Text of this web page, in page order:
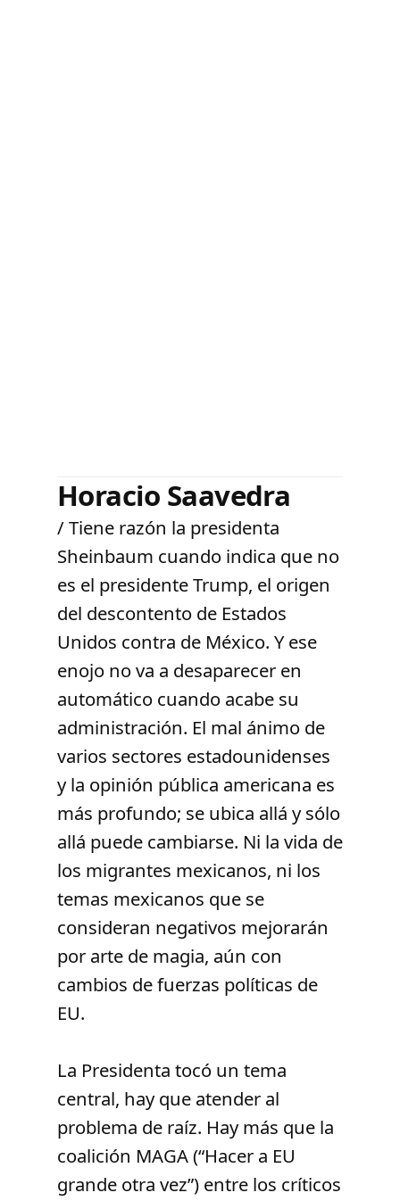
Horacio Saavedra
/ Tiene razón la presidenta
Sheinbaum cuando indica que no
es el presidente Trump, el origen
del descontento de Estados
Unidos contra de México. Y ese
enojo no va a desaparecer en
automático cuando acabe su
administración. El mal ánimo de
varios sectores estadounidenses
y la opinión pública americana es
más profundo; se ubica allá y sólo
allá puede cambiarse. Ni la vida de
los migrantes mexicanos, ni los
temas mexicanos que se
consideran negativos mejorarán
por arte de magia, aún con
cambios de fuerzas políticas de
EU.
La Presidenta tocó un tema
central, hay que atender al
problema de raíz. Hay más que la
coalición MAGA (“Hacer a EU
grande otra vez”) entre los críticos